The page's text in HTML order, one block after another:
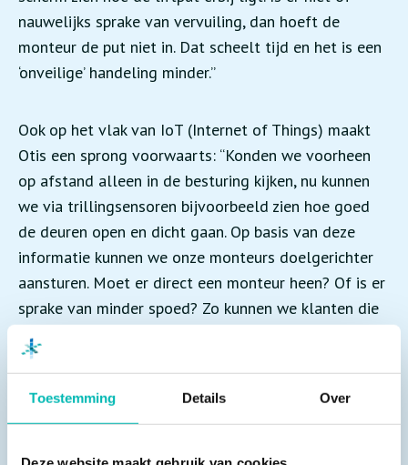
Toestemming Details Over
nauwelijks sprake van vervuiling, dan hoeft de
monteur de put niet in. Dat scheelt tijd en het is een
‘onveilige’ handeling minder.”
Ook op het vlak van IoT (Internet of Things) maakt
Otis een sprong voorwaarts: “Konden we voorheen
op afstand alleen in de besturing kijken, nu kunnen
we via trillingsensoren bijvoorbeeld zien hoe goed
de deuren open en dicht gaan. Op basis van deze
informatie kunnen we onze monteurs doelgerichter
aansturen. Moet er direct een monteur heen? Of is er
sprake van minder spoed? Zo kunnen we klanten die
met spoed op ons zitten te wachten, sneller van
dienst zijn.”
De Gen360 is beschikbaar met tal van extra’s die een